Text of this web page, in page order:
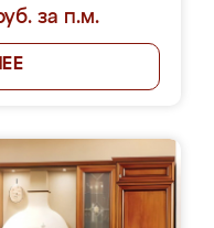
за п.м.